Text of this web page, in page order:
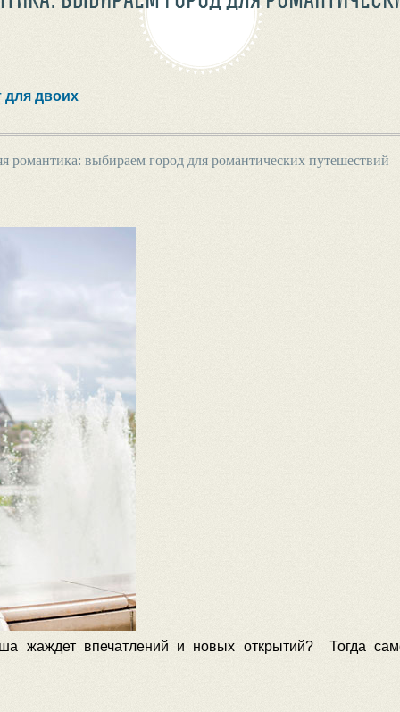
для двоих
романтика: выбираем город для романтических путешествий
жаждет впечатлений и новых открытий? Тогда